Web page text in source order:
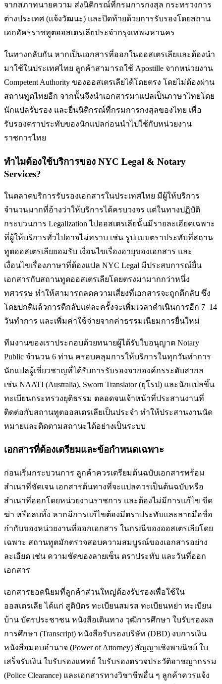
จากสภาทนายความ ส่งนิติกรณ์ที่กรมการกงสุล กระทรวงการ
ต่างประเทศ (แจ้งวัฒนะ) และปิดท้ายด้วยการรับรองโดยสถาน
เอกอัครราชทูตออสเตรเลียประจำกรุงเทพมหานคร
ในทางกลับกัน หากเป็นเอกสารที่ออกในออสเตรเลียและต้องนำ
มาใช้ในประเทศไทย ลูกค้าสามารถใช้ Apostille จากหน่วยงาน
Competent Authority ของออสเตรเลียได้โดยตรง โดยไม่ต้องผ่าน
สถานทูตไทยอีก จากนั้นจึงนำเอกสารมาแปลเป็นภาษาไทยโดย
นักแปลรับรอง และยื่นนิติกรณ์ที่กรมการกงสุลของไทย เพื่อ
รับรองตราประทับของนักแปลก่อนนำไปใช้กับหน่วยงาน
ราชการไทย
ทำไมต้องใช้บริการของ NYC Legal & Notary
Services?
ในตลาดบริการรับรองเอกสารในประเทศไทย มีผู้ให้บริการ
จำนวนมากที่อ้างว่าให้บริการได้ครบวงจร แต่ในทางปฏิบัติ
กระบวนการ Legalization ไปออสเตรเลียนั้นมีรายละเอียดเฉพาะ
ที่ผู้ให้บริการทั่วไปอาจไม่ทราบ เช่น รูปแบบตราประทับที่สถาน
ทูตออสเตรเลียยอมรับ เงื่อนไขเรื่องอายุของเอกสาร และ
เงื่อนไขเรื่องภาษาที่ต้องแปล NYC Legal มีประสบการณ์ยื่น
เอกสารกับสถานทูตออสเตรเลียโดยตรงมามากกว่าหนึ่ง
ทศวรรษ ทำให้สามารถลดความเสี่ยงที่เอกสารจะถูกตีกลับ ซึ่ง
โดยปกติแล้วการตีกลับแต่ละครั้งจะเพิ่มเวลาดำเนินการอีก 7–14
วันทำการ และเพิ่มค่าใช้จ่ายจากค่าธรรมเนียมการยื่นใหม่
ทีมงานของเราประกอบด้วยทนายผู้ได้รับใบอนุญาต Notary
Public จำนวน 6 ท่าน ครอบคลุมการให้บริการในทุกวันทำการ
นักแปลผู้เชี่ยวชาญที่ได้รับการรับรองจากองค์กรระดับสากล
เช่น NAATI (Australia), Sworn Translator (ยุโรป) และนักแปลขึ้น
ทะเบียนกระทรวงยุติธรรม ตลอดจนเจ้าหน้าที่ประสานงานที่
ติดต่อกับสถานทูตออสเตรเลียเป็นประจำ ทำให้ประสานงานนัด
หมายและติดตามสถานะได้อย่างเป็นระบบ
เอกสารที่ต้องเตรียมและข้อกำหนดเฉพาะ
ก่อนเริ่มกระบวนการ ลูกค้าควรเตรียมต้นฉบับเอกสารพร้อม
สำเนาที่ชัดเจน เอกสารต้นทางที่จะแปลควรเป็นต้นฉบับหรือ
สำเนาที่ออกโดยหน่วยงานราชการ และต้องไม่มีการแก้ไข ขีด
ฆ่า หรือลบทิ้ง หากมีการแก้ไขต้องมีตราประทับและลายมือชื่อ
กำกับของหน่วยงานที่ออกเอกสาร ในกรณีของออสเตรเลียโดย
เฉพาะ สถานทูตมักตรวจสอบความสมบูรณ์ของเอกสารอย่าง
ละเอียด เช่น ความชัดของลายเซ็น ตราประทับ และวันที่ออก
เอกสาร
เอกสารยอดนิยมที่ลูกค้าส่วนใหญ่ต้องรับรองเพื่อใช้ใน
ออสเตรเลีย ได้แก่ สูติบัตร ทะเบียนสมรส ทะเบียนหย่า ทะเบียน
บ้าน บัตรประชาชน หนังสือเดินทาง วุฒิการศึกษา ใบรับรองผล
การศึกษา (Transcript) หนังสือรับรองบริษัท (DBD) งบการเงิน
หนังสือมอบอำนาจ (Power of Attorney) สัญญาเชิงพาณิชย์ ใบ
เสร็จรับเงิน ใบรับรองแพทย์ ใบรับรองตรวจประวัติอาชญากรรม
(Police Clearance) และเอกสารทางวิชาชีพอื่น ๆ ลูกค้าควรแจ้ง